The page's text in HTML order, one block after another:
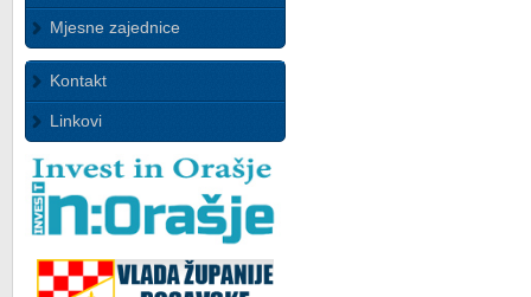
Mjesne zajednice
Kontakt
Linkovi